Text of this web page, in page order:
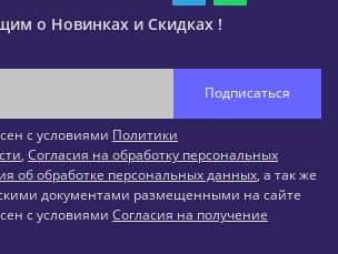
о Новинках и Скидках !
Подписаться
с условиями Политики
, Согласия на обработку персональных
об обработке персональных данных, а так же
документами размещенными на сайте
с условиями Согласия на получение